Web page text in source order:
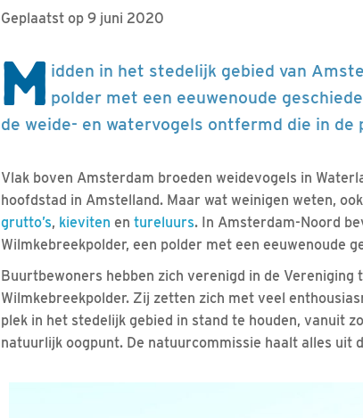
Geplaatst op 9 juni 2020
M idden in het stedelijk gebied van
polder met een eeuwenoude
de weide- en watervogels ontfermd die in de
Vlak boven Amsterdam broeden weidevogels in
hoofdstad in Amstelland. Maar wat weinigen weten,
grutto’s, kieviten en tureluurs. In Amsterdam-Noord
Wilmkebreekpolder, een polder met een eeuwenoude
Buurtbewoners hebben zich verenigd in de Vereniging
Wilmkebreekpolder. Zij zetten zich met veel
plek in het stedelijk gebied in stand te houden, vanuit
natuurlijk oogpunt. De natuurcommissie haalt alles uit